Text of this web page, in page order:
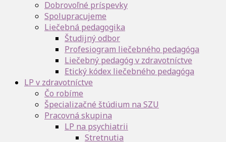
Dobrovoľné príspevky
Spolupracujeme
Liečebná pedagogika
Študijný odbor
Profesiogram liečebného pedagóga
Liečebný pedagóg v zdravotníctve
Etický kódex liečebného pedagóga
LP v zdravotníctve
Čo robíme
Špecializačné štúdium na SZU
Pracovná skupina
LP na psychiatrii
Stretnutia